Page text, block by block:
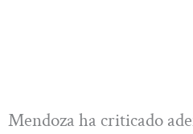
Mendoza ha criticado